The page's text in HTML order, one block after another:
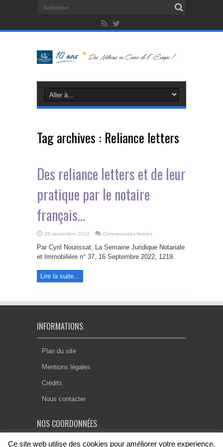
Tag archives : Reliance letters
Des reliance letters et de leur
pratique par le notaire
français…
28 septembre 2022 Commentaires fermés
reliance
letters
et
de
Par Cyril Nourissat, La Semaine Juridique Notariale
et Immobilière n° 37, 16 Septembre 2022, 1219.
Lire la suite...
INFORMATIONS
Plan du site
Mentions légales
Crédits
Nous contacter
NOS COORDONNÉES
Centre Notarial de Droit Européen
Ce site web utilise des cookies pour améliorer votre experience.